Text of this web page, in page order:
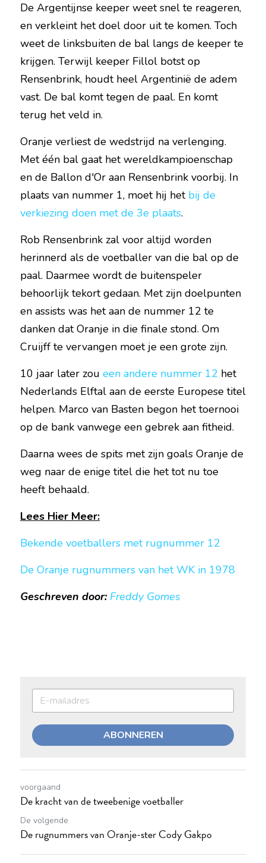
De Argentijnse keeper weet snel te reageren,
en verkleint het doel door uit te komen. Toch
weet de linksbuiten de bal langs de keeper te
krijgen. Terwijl keeper Fillol botst op
Rensenbrink, houdt heel Argentinië de adem
vast. De bal komt tegen de paal. En komt
terug het veld in.
Oranje verliest de wedstrijd na verlenging.
Met één bal gaat het wereldkampioenschap
en de Ballon d'Or aan Rensenbrink voorbij. In
plaats van nummer 1, moet hij het bij de
verkiezing doen met de 3e plaats.
Rob Rensenbrink zal voor altijd worden
herinnerd als de voetballer van die bal op de
paal. Daarmee wordt de buitenspeler
behoorlijk tekort gedaan. Met zijn doelpunten
en assists was het aan de nummer 12 te
danken dat Oranje in die finale stond. Om
Cruijff te vervangen moet je een grote zijn.
10 jaar later zou een andere nummer 12 het
Nederlands Elftal aan de eerste Europese titel
helpen. Marco van Basten begon het toernooi
op de bank vanwege een gebrek aan fitheid.
Daarna wees de spits met zijn goals Oranje de
weg naar de enige titel die het tot nu toe
heeft behaald.
Lees Hier Meer:
Bekende voetballers met rugnummer 12
De Oranje rugnummers van het WK in 1978
Geschreven door: Freddy Gomes
ABONNEREN
voorgaand
De kracht van de tweebenige voetballer
De volgende
De rugnummers van Oranje-ster Cody Gakpo